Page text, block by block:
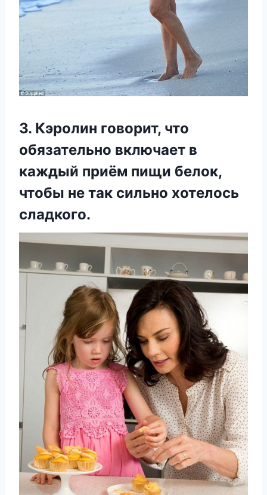
3. Кэролин говорит, что
обязательно включает в
каждый приём пищи белок,
чтобы не так сильно хотелось
сладкого.